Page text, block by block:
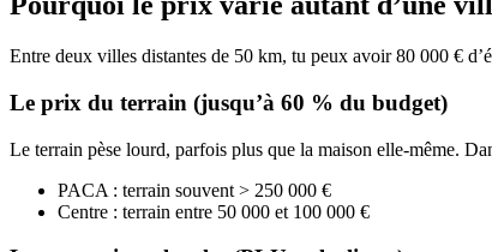
Entre deux villes distantes de 50 km, tu peux avoir 80 000 €
Le prix du terrain (jusqu’à 60 % du budget)
Le terrain pèse lourd, parfois plus que la maison elle-même.
PACA : terrain souvent > 250 000 €
Centre : terrain entre 50 000 et 100 000 €